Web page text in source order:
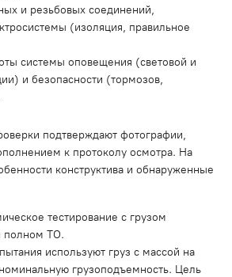
и резьбовых соединений,
(изоляция, правильное
системы оповещения (световой и
и безопасности (тормозов,
подтверждают фотографии,
к протоколу осмотра. На
конструктива и обнаруженные
тестирование с грузом
полном ТО.
используют груз с массой на
грузоподъемность. Цель